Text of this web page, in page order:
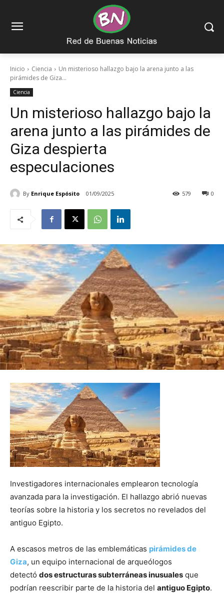
Inicio Ciencia
Un misterioso hallazgo bajo la arena junto a las
pirámides de Giza...
Ciencia
Un misterioso hallazgo bajo la
arena junto a las pirámides de
Giza despierta
especulaciones
By Enrique Espósito 01/09/2025 0
579
Investigadores internacionales emplearon tecnología
avanzada para la investigación. El hallazgo abrió nuevas
teorías sobre la historia y los secretos no revelados del
antiguo Egipto.
A escasos metros de las emblemáticas pirámides de
Giza, un equipo internacional de arqueólogos
detectó dos estructuras subterráneas inusuales que
podrían reescribir parte de la historia del antiguo Egipto.